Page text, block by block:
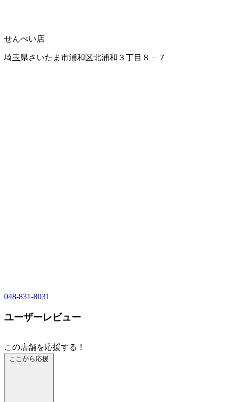
せんべい店
埼玉県さいたま市浦和区北浦和３丁目８－７
048-831-8031
ユーザーレビュー
この店舗を応援する！
ここから応援